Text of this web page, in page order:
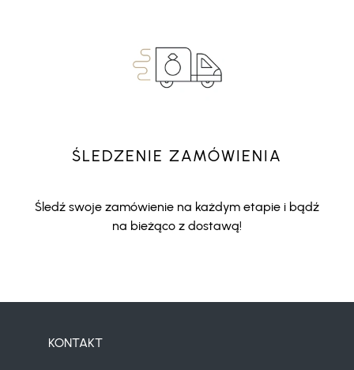
ŚLEDZENIE ZAMÓWIENIA
Śledź swoje zamówienie na każdym etapie i bądź
na bieżąco z dostawą!
KONTAKT